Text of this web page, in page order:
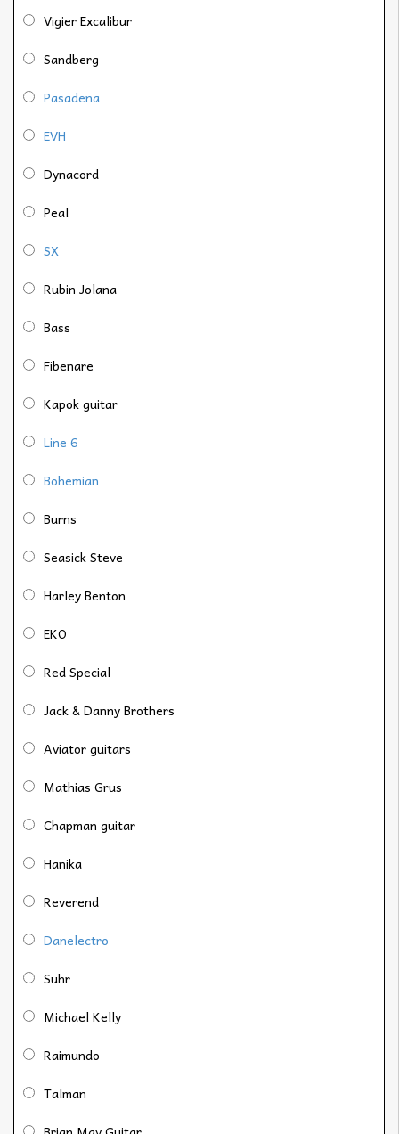
Vigier Excalibur
Sandberg
Pasadena
EVH
Dynacord
Peal
SX
Rubin Jolana
Bass
Fibenare
Kapok guitar
Line 6
Bohemian
Burns
Seasick Steve
Harley Benton
EKO
Red Special
Jack & Danny Brothers
Aviator guitars
Mathias Grus
Chapman guitar
Hanika
Reverend
Danelectro
Suhr
Michael Kelly
Raimundo
Talman